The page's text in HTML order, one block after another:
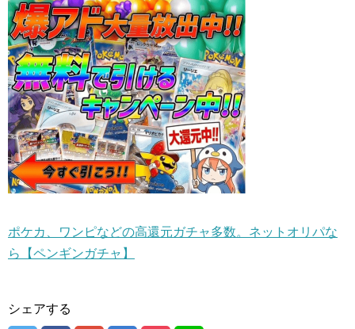
ポケカ、ワンピなどの高還元ガチャ多数。ネットオリパな
ら【ペンギンガチャ】
シェアする